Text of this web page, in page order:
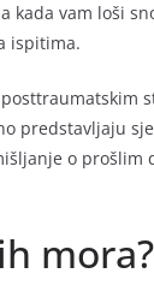
kada vam loši
ispitima.
predstavljaju
o prošlim
mora?